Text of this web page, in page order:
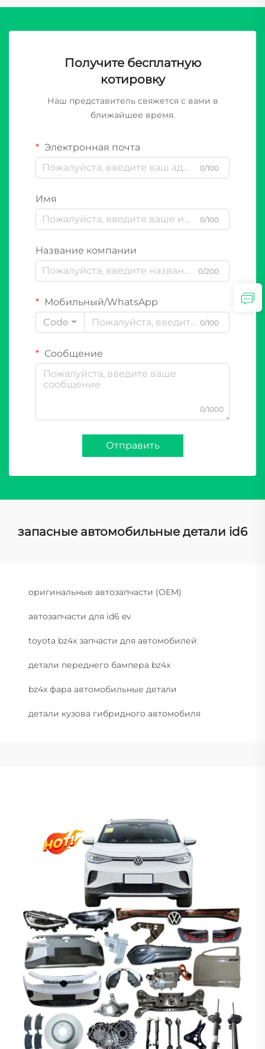
Получите бесплатную
котировку
Наш представитель свяжется с вами в
ближайшее время.
Электронная почта
0/100
Имя
0/100
Название компании
0/200
Мобильный/WhatsApp
Code
0/100
Сообщение
0/1000
Отправить
запасные автомобильные детали id6
оригинальные автозапчасти (OEM)
автозапчасти для id6 ev
toyota bz4x запчасти для автомобилей
детали переднего бампера bz4x
bz4x фара автомобильные детали
детали кузова гибридного автомобиля